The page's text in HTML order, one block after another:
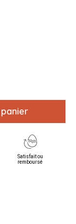
Satisfait ou
remboursé